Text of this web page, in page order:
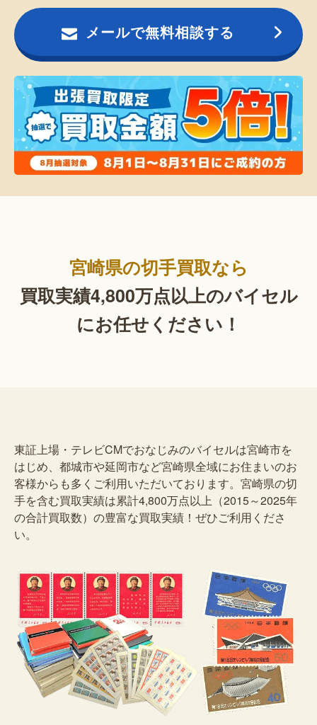
メールで無料相談する
宮崎県の切手買取なら
買取実績4,800万点以上のバイセル
にお任せください！
東証上場・テレビCMでおなじみのバイセルは宮崎市を
はじめ、都城市や延岡市など宮崎県全域にお住まいのお
客様からも多くご利用いただいております。宮崎県の切
手を含む買取実績は累計4,800万点以上（2015～2025年
の合計買取数）の豊富な買取実績！ぜひご利用くださ
い。